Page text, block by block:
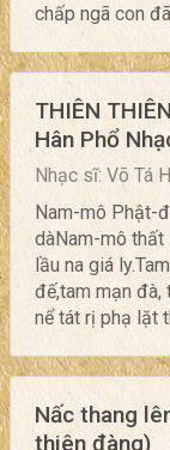
chấp ngã con
THIÊN
Hân Phổ
Nhạc sĩ: Võ Tá
Nam-mô Phật-
dàNam-mô thất
lầu na giá
đế,tam mạn đà,
nể tát rị phạ lặt
Nấc thang
thiên đàng)